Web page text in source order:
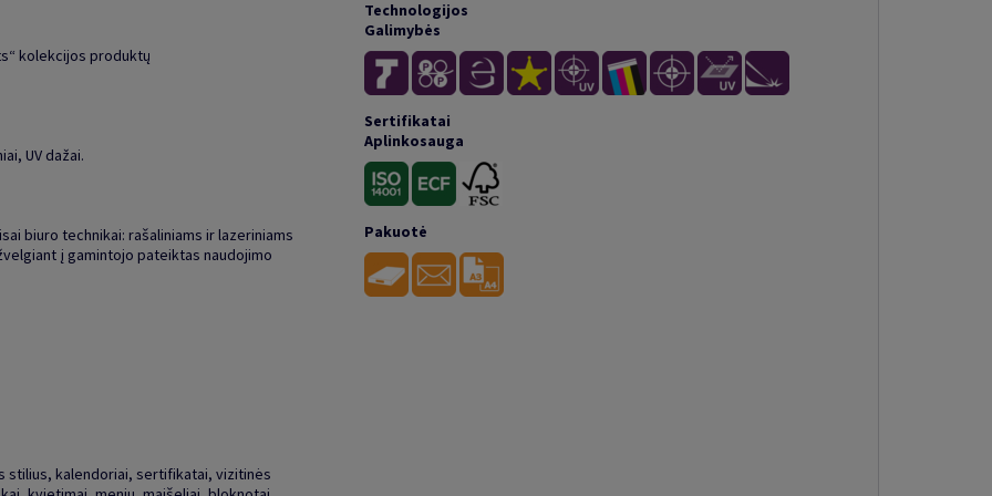
kolekcijos produktų
UV dažai.
biuro technikai: rašaliniams ir lazeriniams
į gamintojo pateiktas naudojimo
stilius, kalendoriai, sertifikatai, vizitinės
Technologijos
Galimybės
Sertifikatai
Aplinkosauga
Pakuotė